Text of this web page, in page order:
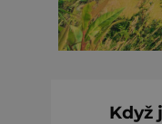
Když